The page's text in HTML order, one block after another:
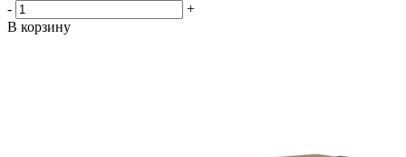
-
+
В корзину